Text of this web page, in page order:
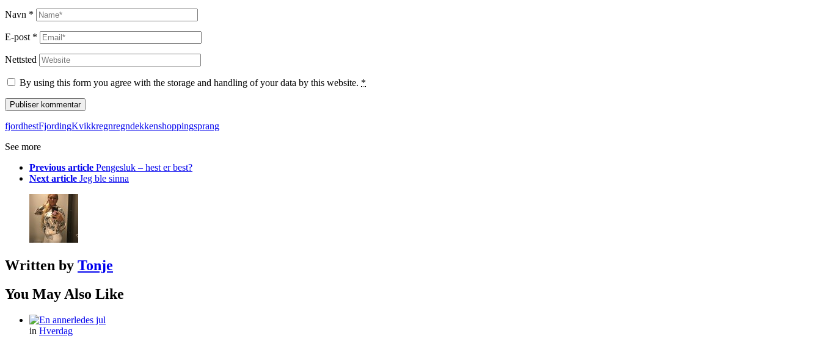
Navn *
E-post *
Nettsted
By using this form you agree with the storage and handling of your data by this website. *
fjordhestFjordingKvikkregnregndekkenshoppingsprang
See more
Previous article Pengesluk – hest er best?
Next article Jeg ble sinna
Written by Tonje
You May Also Like
in Hverdag